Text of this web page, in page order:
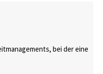
bei der eine